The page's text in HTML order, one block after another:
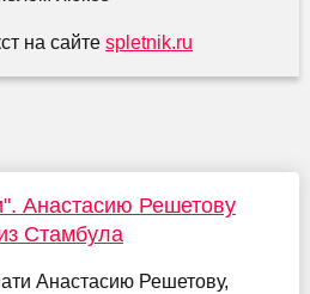
на сайте spletnik.ru
Анастасию Решетову
Стамбула
Анастасию Решетову,